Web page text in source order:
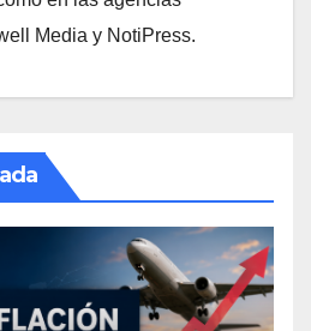
Media y NotiPress.